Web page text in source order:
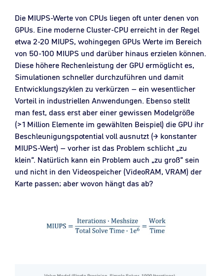
Die MIUPS-Werte von CPUs liegen oft unter denen von
GPUs. Eine moderne Cluster-CPU erreicht in der Regel
etwa 2-20 MIUPS, wohingegen GPUs Werte im Bereich
von 50-100 MIUPS und darüber hinaus erzielen können.
Diese höhere Rechenleistung der GPU ermöglicht es,
Simulationen schneller durchzuführen und damit
Entwicklungszyklen zu verkürzen – ein wesentlicher
Vorteil in industriellen Anwendungen. Ebenso stellt
man fest, dass erst aber einer gewissen Modelgröße
(>1 Million Elemente im gewählten Beispiel) die GPU ihr
Beschleunigungspotential voll ausnutzt (→ konstanter
MIUPS-Wert) – vorher ist das Problem schlicht „zu
klein“. Natürlich kann ein Problem auch „zu groß“ sein
und nicht in den Videospeicher (VideoRAM, VRAM) der
Karte passen; aber wovon hängt das ab?